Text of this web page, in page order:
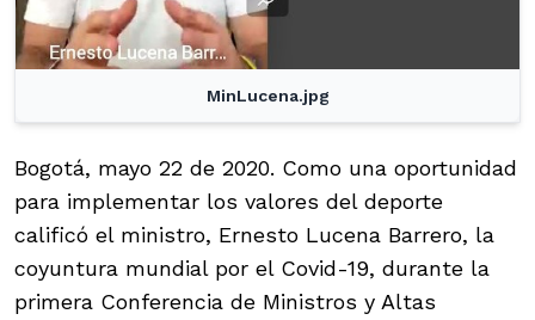
MinLucena.jpg
Bogotá, mayo 22 de 2020. Como una oportunidad
para implementar los valores del deporte
calificó el ministro, Ernesto Lucena Barrero, la
coyuntura mundial por el Covid-19, durante la
primera Conferencia de Ministros y Altas